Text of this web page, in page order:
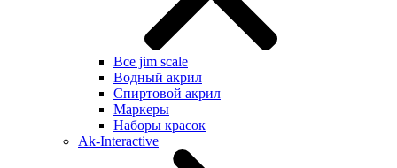
Все jim scale
Водный акрил
Спиртовой акрил
Маркеры
Наборы красок
Ak-Interactive